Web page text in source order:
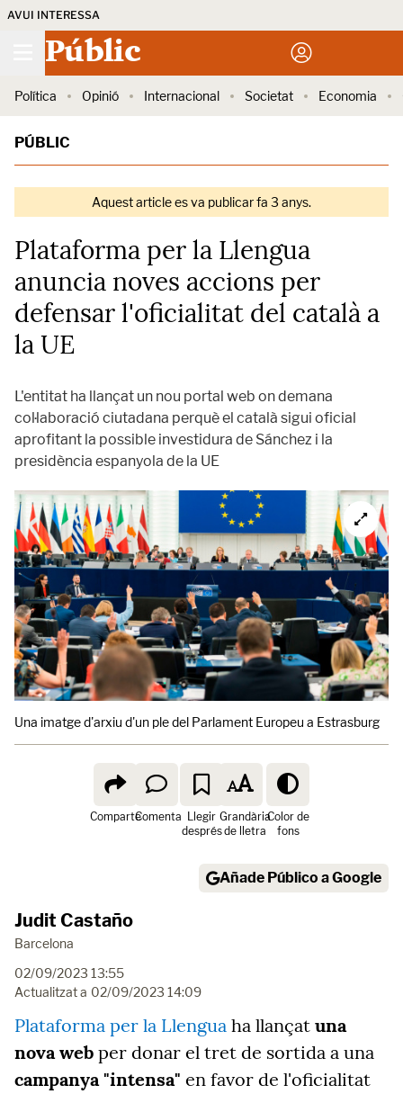
AVUI INTERESSA
Públic
Política Opinió Internacional Societat Economia
PÚBLIC
Aquest article es va publicar fa 3 anys.
Plataforma per la Llengua
anuncia noves accions per
defensar l'oficialitat del català a
la UE
L'entitat ha llançat un nou portal web on demana
col·laboració ciutadana perquè el català sigui oficial
aprofitant la possible investidura de Sánchez i la
presidència espanyola de la UE
Una imatge d'arxiu d'un ple del Parlament Europeu a Estrasburg
ComparteComenta Llegir
després
Grandària
de lletra
Color de
fons
Añade Público a Google
Judit Castaño
Barcelona
02/09/2023 13:55
Actualitzat a 02/09/2023 14:09
Plataforma per la Llengua ha llançat una
nova web per donar el tret de sortida a una
campanya "intensa" en favor de l'oficialitat